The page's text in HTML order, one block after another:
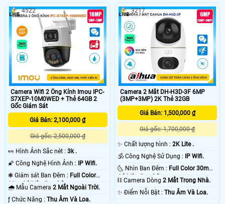
Camera Wifi 2 Ống Kính Imou IPC-
S7XEP-10M0WED + Thẻ 64GB 2
Gốc Giám Sát
Giá Bán: 2,100,000 ₫
Giá gốc: 2,500,000 ₫
️👀 Hình Ảnh Sắc nét : 3k .
🌠 Công Nghệ Hình Ảnh :
IP Wifi.
❃ Giám sát Ban Đêm : Full Color
30m Có Màu Ban Ðêm.
🌧️ Mẫu Camera 2 Mắt Ngoài Trời.
️ƒ Chức Năng : Thu Âm Và Loa.
4522
Camera 2 Mắt DH-H3D-3F 6MP
(3MP+3MP) 2K Thẻ 32GB
Giá Bán: 1,500,000 ₫
Giá gốc: 1,700,000 ₫
✨ Chất lượng hình :2K Lite .
🕉️ Công Nghệ Sử Dụng :
IP Wifi.
🌜 Nhìn Ban Đêm : Full Color 30m
Có Màu Ban Ðêm.
⛓ Camera Dòng2 Mắt Trong Nhà.
️✨ Điểm Nỗi Bật :Thu Âm Và Loa.
3217